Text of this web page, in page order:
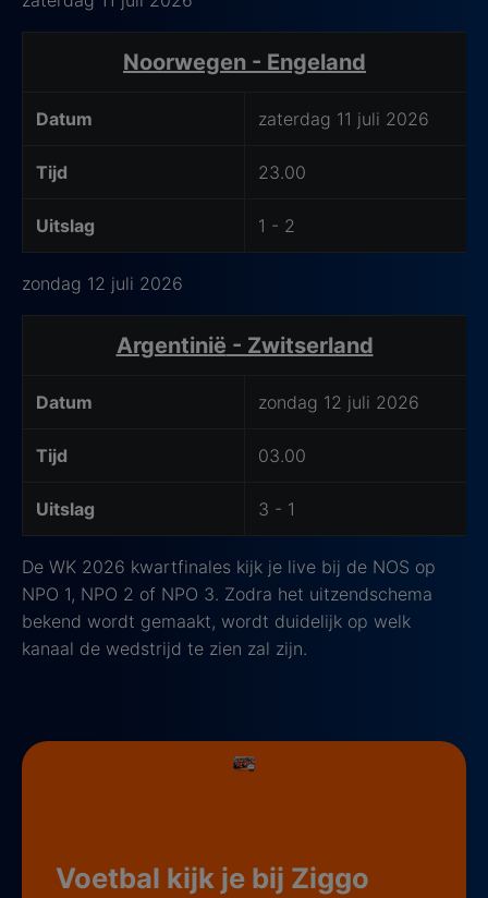
Noorwegen - Engeland
Datum zaterdag 11 juli 2026
Tijd 23.00
Uitslag 1 - 2
zondag 12 juli 2026
Argentinië - Zwitserland
Datum zondag 12 juli 2026
Tijd 03.00
Uitslag 3 - 1
De WK 2026 kwartfinales kijk je live bij de NOS op
NPO 1, NPO 2 of NPO 3. Zodra het uitzendschema
bekend wordt gemaakt, wordt duidelijk op welk
kanaal de wedstrijd te zien zal zijn.
Voetbal kijk je bij Ziggo